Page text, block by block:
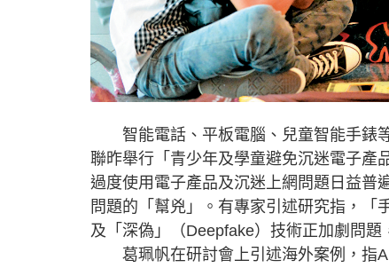
智能電話、平板電腦、兒童智能手錶等
聯昨舉行「青少年及學童避免沉迷電子產
過度使用電子產品及沉迷上網問題日益普
問題的「幫兇」。有專家引述研究指，「
及「深偽」（Deepfake）技術正加劇問
葛珮帆在研討會上引述海外案例，指AI